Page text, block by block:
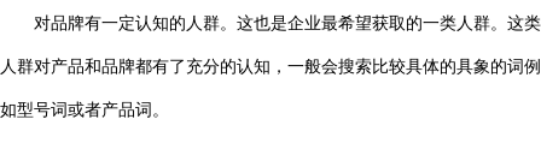
对品牌有一定认知的人群。这也是企业最希望获取的一类人群。这类
人群对产品和品牌都有了充分的认知，一般会搜索比较具体的具象的词例
如型号词或者产品词。